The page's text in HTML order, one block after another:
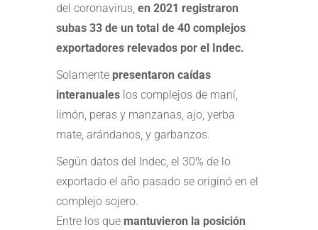
del coronavirus, en 2021 registraron
subas 33 de un total de 40 complejos
exportadores relevados por el Indec.
Solamente presentaron caídas
interanuales los complejos de maní,
limón, peras y manzanas, ajo, yerba
mate, arándanos, y garbanzos.
Según datos del Indec, el 30% de lo
exportado el año pasado se originó en el
complejo sojero.
Entre los que mantuvieron la posición